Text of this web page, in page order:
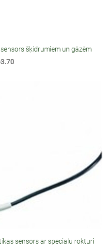
šķidrumiem un gāzēm
sensors ar speciālu rokturi